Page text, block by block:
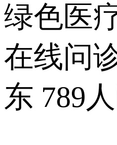
绿色医
在线问
东 789